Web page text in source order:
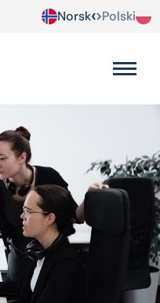
Norsk Polski